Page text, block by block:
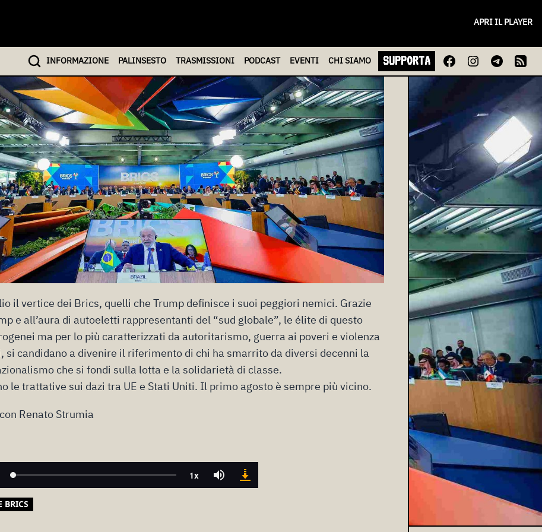
APRI IL PLAYER
INFORMAZIONE PALINSESTO TRASMISSIONI PODCAST EVENTI CHISIAMO SUPPORTA
il vertice dei Brics, quelli che Trump definisce i suoi peggiori nemici. Grazie
e all’aura di autoeletti rappresentanti del “sud globale”, le élite di questo
ma per lo più caratterizzati da autoritarismo, guerra ai poveri e violenza
si candidano a divenire il riferimento di chi ha smarrito da diversi decenni la
che si fondi sulla lotta e la solidarietà di classe.
le trattative sui dazi tra UE e Stati Uniti. Il primo agosto è sempre più vicino.
Renato Strumia
BRICS